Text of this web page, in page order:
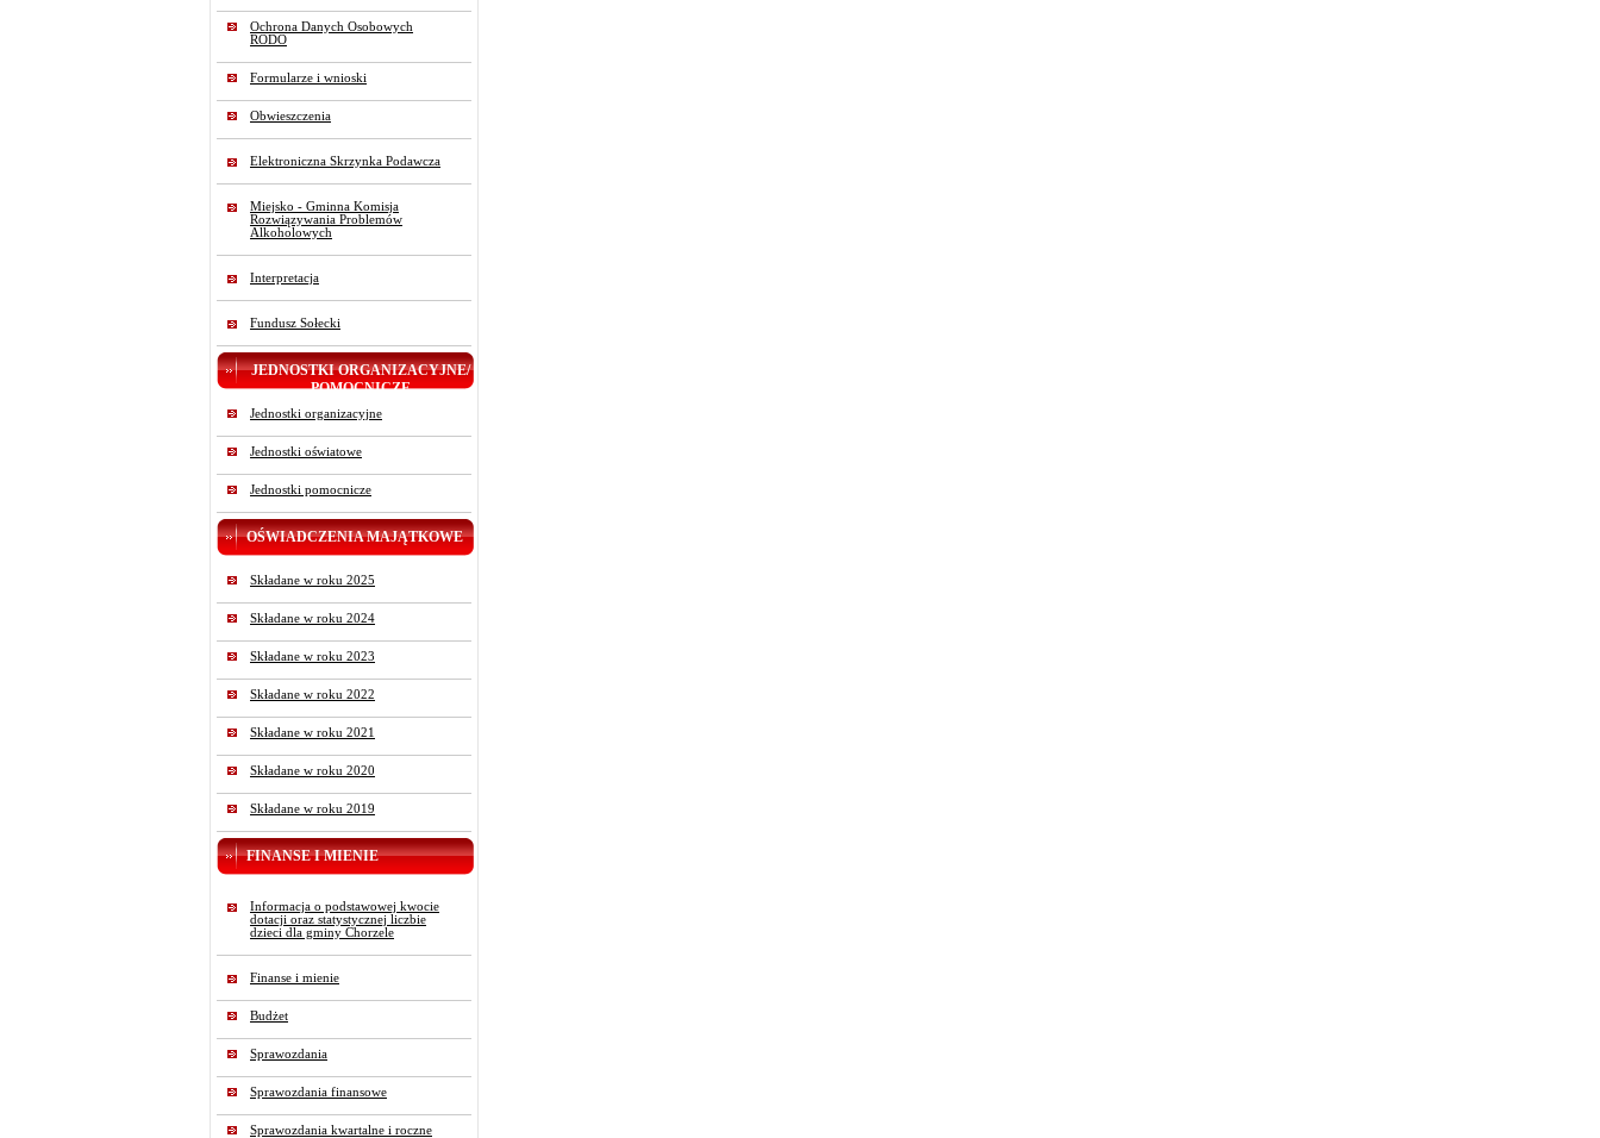
Ochrona Danych Osobowych
RODO
Formularze i wnioski
Obwieszczenia
Elektroniczna Skrzynka Podawcza
Miejsko - Gminna Komisja
Rozwiązywania Problemów
Alkoholowych
Interpretacja
Fundusz Sołecki
JEDNOSTKI ORGANIZACYJNE/
POMOCNICZE
Jednostki organizacyjne
Jednostki oświatowe
Jednostki pomocnicze
OŚWIADCZENIA MAJĄTKOWE
Składane w roku 2025
Składane w roku 2024
Składane w roku 2023
Składane w roku 2022
Składane w roku 2021
Składane w roku 2020
Składane w roku 2019
FINANSE I MIENIE
Informacja o podstawowej kwocie
dotacji oraz statystycznej liczbie
dzieci dla gminy Chorzele
Finanse i mienie
Budżet
Sprawozdania
Sprawozdania finansowe
Sprawozdania kwartalne i roczne